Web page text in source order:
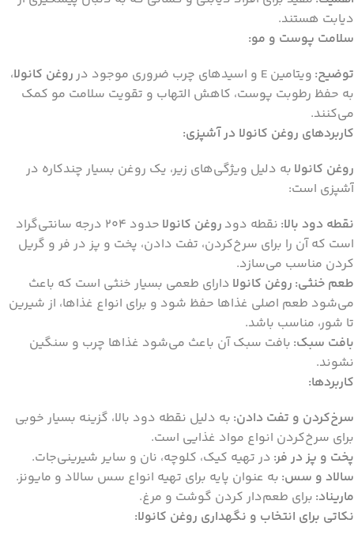
دیابت هستند.
سلامت پوست و مو:
توضیح: ویتامین E و اسیدهای چرب ضروری موجود در روغن کانولا،
به حفظ رطوبت پوست، کاهش التهاب و تقویت سلامت مو کمک
می‌کنند.
کاربردهای روغن کانولا در آشپزی:
روغن کانولا به دلیل ویژگی‌های زیر، یک روغن بسیار چندکاره در
آشپزی است:
نقطه دود بالا: نقطه دود روغن کانولا
حدود 204 درجه سانتی‌گراد
است که آن را برای سرخ‌کردن، تفت دادن، پخت و پز در فر و گریل
کردن مناسب می‌سازد.
طعم خنثی: روغن کانولا دارای طعمی بسیار خنثی است که باعث
می‌شود طعم اصلی غذاها حفظ شود و برای انواع غذاها، از شیرین
تا شور، مناسب باشد.
بافت سبک: بافت سبک آن باعث می‌شود غذاها چرب و سنگین
نشوند.
کاربردها:
سرخ‌کردن و تفت دادن: به دلیل نقطه دود بالا، گزینه بسیار خوبی
برای سرخ‌کردن انواع مواد غذایی است.
پخت و پز در فر: در تهیه کیک، کلوچه، نان و سایر شیرینی‌جات.
سالاد و سس: به عنوان پایه برای تهیه انواع سس سالاد و مایونز.
ماریناد: برای طعم‌دار کردن گوشت و مرغ.
نکاتی برای انتخاب و نگهداری روغن کانولا: